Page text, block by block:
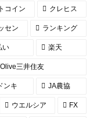
コイン クレヒス
セン ランキング
い 楽天
三井住友
ンキ JA農協
ウエルシア FX